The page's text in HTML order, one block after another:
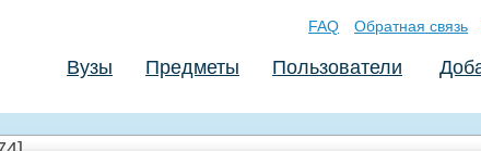
FAQ Обратная связь
Вузы Предметы Пользователи